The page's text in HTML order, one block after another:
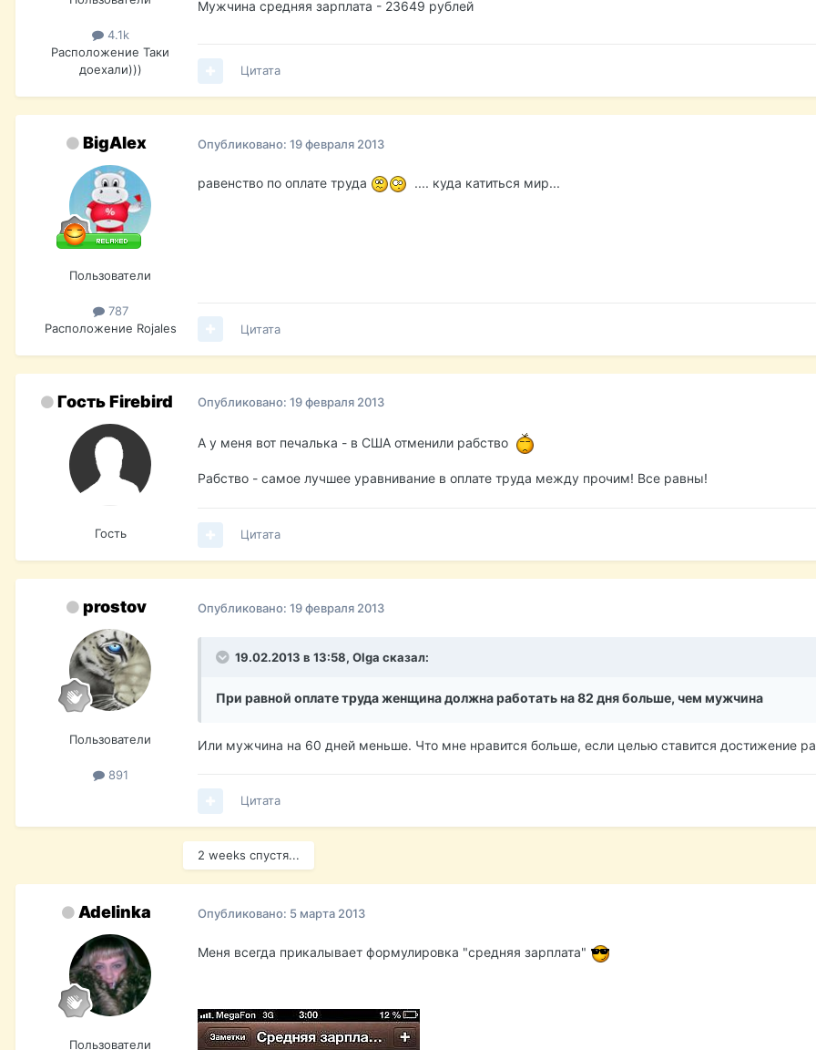
4.1k
Расположение Таки
доехали)))
Мужчина средняя зарплата - 23649 рублей
Цитата
BigAlex
Пользователи
787
Расположение Rojales
Опубликовано: 19 февраля 2013
равенство по оплате труда .... куда катиться мир...
Цитата
Гость Firebird
Гость
Опубликовано: 19 февраля 2013
А у меня вот печалька - в США отменили рабство
Рабство - самое лучшее уравнивание в оплате труда между прочим! Все равны!
Цитата
prostov
Пользователи
891
Опубликовано: 19 февраля 2013
19.02.2013 в 13:58, Olga сказал:
При равной оплате труда женщина должна работать на 82 дня больше, чем мужчина
Или мужчина на 60 дней меньше. Что мне нравится больше, если целью ставится достижение
Цитата
2 weeks спустя...
Adelinka
Пользователи
Опубликовано: 5 марта 2013
Меня всегда прикалывает формулировка "средняя зарплата"